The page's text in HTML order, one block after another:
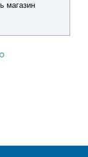
магазин